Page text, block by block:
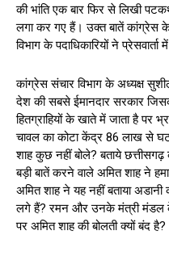
की भांति एक बार फिर से लिखी
लगा कर गए हैं। उक्त बातें कांग्रेस
विभाग के पदाधिकारियों ने प्रेसवार्ता
कांग्रेस संचार विभाग के अध्यक्ष
देश की सबसे ईमानदार सरकार
हितग्राहियों के खाते में जाता है पर
चावल का कोटा केंद्र 86 लाख से
शाह कुछ नहीं बोले? बताये छत्तीसगढ़
बड़ी बातें करने वाले अमित शाह ने
अमित शाह ने यह नहीं बताया
लगे हैं? रमन और उनके मंत्री मंडल
पर अमित शाह की बोलती क्यों बंद है?